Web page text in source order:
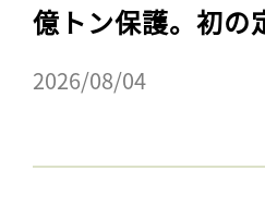
億トン保護。初の
2026/08/04